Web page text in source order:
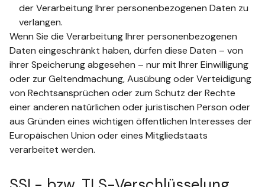
der Verarbeitung Ihrer personenbezogenen Daten zu
verlangen.
Wenn Sie die Verarbeitung Ihrer personenbezogenen
Daten eingeschränkt haben, dürfen diese Daten – von
ihrer Speicherung abgesehen – nur mit Ihrer Einwilligung
oder zur Geltendmachung, Ausübung oder Verteidigung
von Rechtsansprüchen oder zum Schutz der Rechte
einer anderen natürlichen oder juristischen Person oder
aus Gründen eines wichtigen öffentlichen Interesses der
Europäischen Union oder eines Mitgliedstaats
verarbeitet werden.